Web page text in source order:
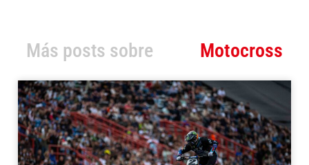
Más posts sobre Motocross